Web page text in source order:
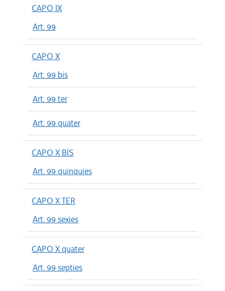
CAPO IX
Art. 99
CAPO X
Art. 99 bis
Art. 99 ter
Art. 99 quater
CAPO X BIS
Art. 99 quinquies
CAPO X TER
Art. 99 sexies
CAPO X quater
Art. 99 septies